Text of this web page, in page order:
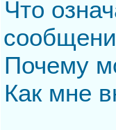
Что
Почему
Как мне